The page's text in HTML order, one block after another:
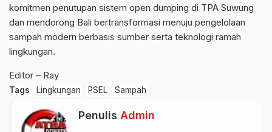
komitmen penutupan sistem open dumping di TPA Suwung
dan mendorong Bali bertransformasi menuju pengelolaan
sampah modern berbasis sumber serta teknologi ramah
lingkungan.
Editor – Ray
Tags Lingkungan PSEL Sampah
Penulis Admin